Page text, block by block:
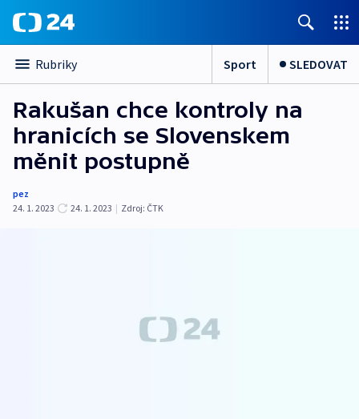
Rubriky Sport SLEDOVAT
Rakušan chce kontroly na
hranicích se Slovenskem
měnit postupně
pez
24. 1. 2023
24. 1. 2023 | Zdroj: ČTK